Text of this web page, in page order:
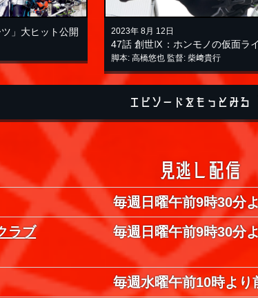
」大ヒット公開
2023年 8月 12日
47話創世Ⅸ：ホンモノの仮面ラ
脚本: 高橋悠也 監督: 柴﨑貴行
エピソードをもっとみる
見逃し配信
毎週日曜午前9時30分
ラブ
毎週日曜午前9時30分
毎週水曜午前10時より